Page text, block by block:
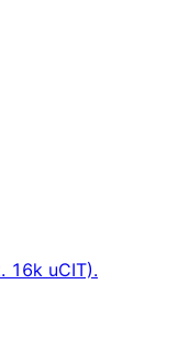
16k uCIT).